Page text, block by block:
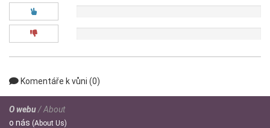
Komentáře k vůni (0)
O webu/ About
o nás (About Us)